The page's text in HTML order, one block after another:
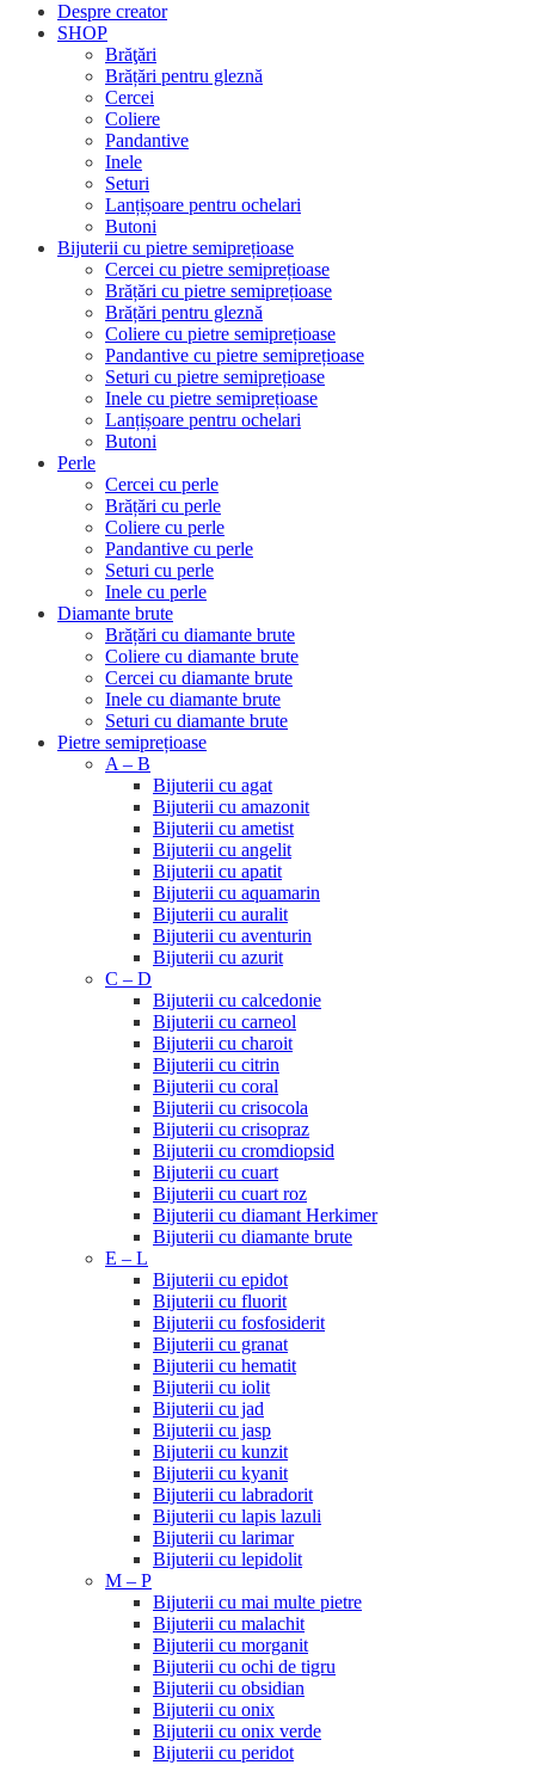
Despre creator
SHOP
Brăţări
Brățări pentru gleznă
Cercei
Coliere
Pandantive
Inele
Seturi
Lanțișoare pentru ochelari
Butoni
Bijuterii cu pietre semiprețioase
Cercei cu pietre semiprețioase
Brățări cu pietre semiprețioase
Brățări pentru gleznă
Coliere cu pietre semiprețioase
Pandantive cu pietre semiprețioase
Seturi cu pietre semiprețioase
Inele cu pietre semiprețioase
Lanțișoare pentru ochelari
Butoni
Perle
Cercei cu perle
Brățări cu perle
Coliere cu perle
Pandantive cu perle
Seturi cu perle
Inele cu perle
Diamante brute
Brățări cu diamante brute
Coliere cu diamante brute
Cercei cu diamante brute
Inele cu diamante brute
Seturi cu diamante brute
Pietre semiprețioase
A – B
Bijuterii cu agat
Bijuterii cu amazonit
Bijuterii cu ametist
Bijuterii cu angelit
Bijuterii cu apatit
Bijuterii cu aquamarin
Bijuterii cu auralit
Bijuterii cu aventurin
Bijuterii cu azurit
C – D
Bijuterii cu calcedonie
Bijuterii cu carneol
Bijuterii cu charoit
Bijuterii cu citrin
Bijuterii cu coral
Bijuterii cu crisocola
Bijuterii cu crisopraz
Bijuterii cu cromdiopsid
Bijuterii cu cuart
Bijuterii cu cuart roz
Bijuterii cu diamant Herkimer
Bijuterii cu diamante brute
E – L
Bijuterii cu epidot
Bijuterii cu fluorit
Bijuterii cu fosfosiderit
Bijuterii cu granat
Bijuterii cu hematit
Bijuterii cu iolit
Bijuterii cu jad
Bijuterii cu jasp
Bijuterii cu kunzit
Bijuterii cu kyanit
Bijuterii cu labradorit
Bijuterii cu lapis lazuli
Bijuterii cu larimar
Bijuterii cu lepidolit
M – P
Bijuterii cu mai multe pietre
Bijuterii cu malachit
Bijuterii cu morganit
Bijuterii cu ochi de tigru
Bijuterii cu obsidian
Bijuterii cu onix
Bijuterii cu onix verde
Bijuterii cu peridot